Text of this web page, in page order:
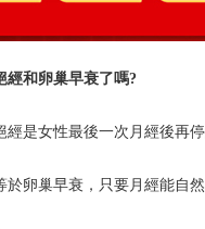
經和卵巢早衰了嗎?
經是女性最後一次月經後再
於卵巢早衰，只要月經能自